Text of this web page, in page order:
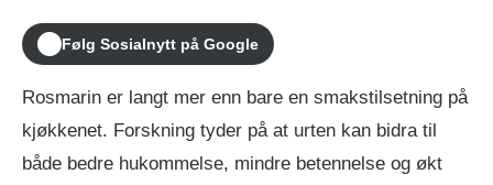
Følg Sosialnytt på Google
Rosmarin er langt mer enn bare en smakstilsetning på
kjøkkenet. Forskning tyder på at urten kan bidra til
både bedre hukommelse, mindre betennelse og økt